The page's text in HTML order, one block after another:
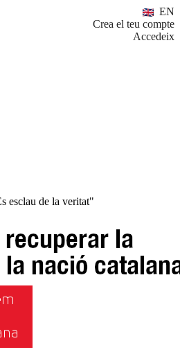
EN
Crea el teu compte
Accedeix
esclau de la veritat"